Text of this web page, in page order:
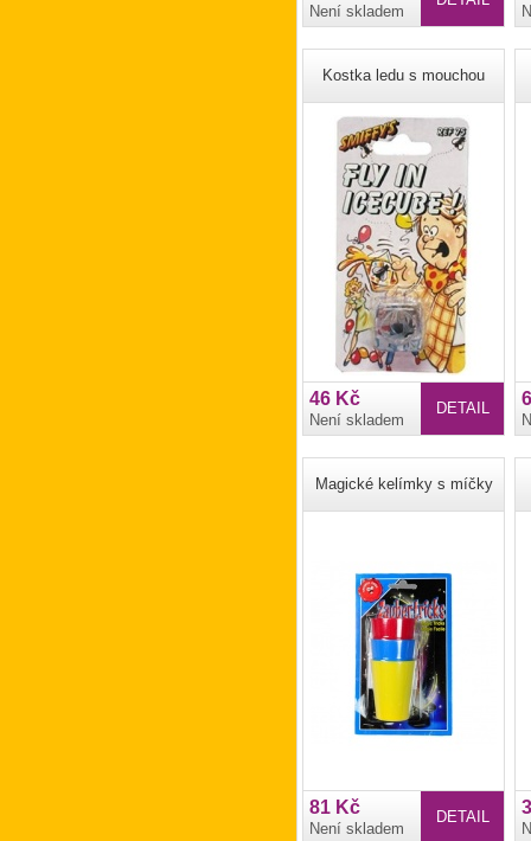
Není skladem
Kostka ledu s mouchou
DETAIL
46 Kč
Není skladem
Magické kelímky s míčky
DETAIL
81 Kč
Není skladem